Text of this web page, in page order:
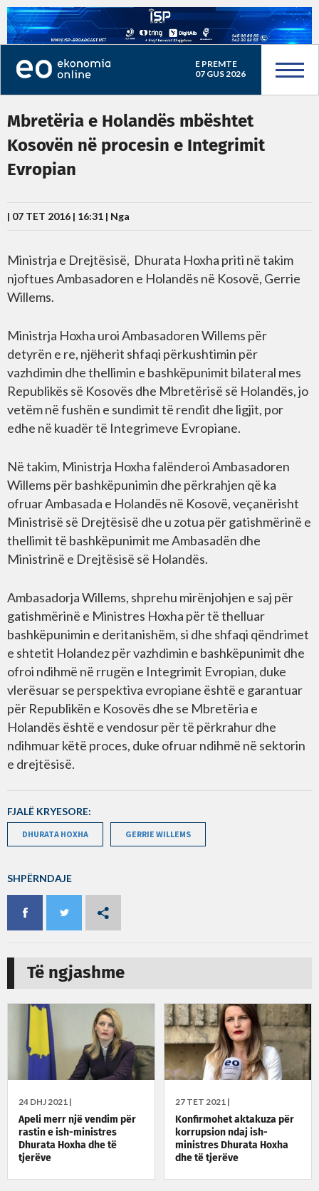
E PREMTE
07 GUS 2026
Mbretëria e Holandës mbështet
Kosovën në procesin e Integrimit
Evropian
| 07 TET 2016 | 16:31 | Nga
Ministrja e Drejtësisë, Dhurata Hoxha priti në takim
njoftues Ambasadoren e Holandës në Kosovë, Gerrie
Willems.
Ministrja Hoxha uroi Ambasadoren Willems për
detyrën e re, njёherit shfaqi përkushtimin për
vazhdimin dhe thellimin e bashkëpunimit bilateral mes
Republikës së Kosovës dhe Mbretërisë së Holandës, jo
vetëm në fushën e sundimit të rendit dhe ligjit, por
edhe në kuadër të Integrimeve Evropiane.
Në takim, Ministrja Hoxha falënderoi Ambasadoren
Willems për bashkëpunimin dhe përkrahjen që ka
ofruar Ambasada e Holandës në Kosovë, veçanërisht
Ministrisë së Drejtësisë dhe u zotua për gatishmërinë e
thellimit të bashkëpunimit me Ambasadën dhe
Ministrinë e Drejtësisë së Holandës.
Ambasadorja Willems, shprehu mirënjohjen e saj për
gatishmërinë e Ministres Hoxha për të thelluar
bashkëpunimin e deritanishëm, si dhe shfaqi qëndrimet
e shtetit Holandez për vazhdimin e bashkëpunimit dhe
ofroi ndihmë në rrugën e Integrimit Evropian, duke
vlerësuar se perspektiva evropiane është e garantuar
për Republikën e Kosovës dhe se Mbretëria e
Holandës është e vendosur për të përkrahur dhe
ndihmuar këtë proces, duke ofruar ndihmë në sektorin
e drejtësisë.
FJALË KRYESORE:
DHURATA HOXHA GERRIE WILLEMS
SHPËRNDAJE
Të ngjashme
24 DHJ 2021 |
Apeli merr një vendim për
rastin e ish-ministres
Dhurata Hoxha dhe të
tjerëve
27 TET 2021 |
Konfirmohet aktakuza për
korrupsion ndaj ish-
ministres Dhurata Hoxha
dhe të tjerëve